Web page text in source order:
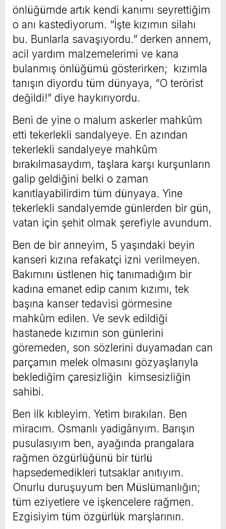
önlüğümde artık kendi kanımı seyrettiğim
o anı kastediyorum. “İşte kızımın silahı
bu. Bunlarla savaşıyordu.” derken annem,
acil yardım malzemelerimi ve kana
bulanmış önlüğümü gösterirken; kızımla
tanışın diyordu tüm dünyaya, “O terörist
değildi!” diye haykırıyordu.
Beni de yine o malum askerler mahkûm
etti tekerlekli sandalyeye. En azından
tekerlekli sandalyeye mahkûm
bırakılmasaydım, taşlara karşı kurşunların
galip geldiğini belki o zaman
kanıtlayabilirdim tüm dünyaya. Yine
tekerlekli sandalyemde günlerden bir gün,
vatan için şehit olmak şerefiyle avundum.
Ben de bir anneyim, 5 yaşındaki beyin
kanseri kızına refakatçi izni verilmeyen.
Bakımını üstlenen hiç tanımadığım bir
kadına emanet edip canım kızımı, tek
başına kanser tedavisi görmesine
mahkûm edilen. Ve sevk edildiği
hastanede kızımın son günlerini
göremeden, son sözlerini duyamadan can
parçamın melek olmasını gözyaşlarıyla
beklediğim çaresizliğin kimsesizliğin
sahibi.
Ben ilk kıbleyim. Yetim bırakılan. Ben
miracım. Osmanlı yadigârıyım. Barışın
pusulasıyım ben, ayağında prangalara
rağmen özgürlüğünü bir türlü
hapsedemedikleri tutsaklar anıtıyım.
Onurlu duruşuyum ben Müslümanlığın;
tüm eziyetlere ve işkencelere rağmen.
Ezgisiyim tüm özgürlük marşlarının.